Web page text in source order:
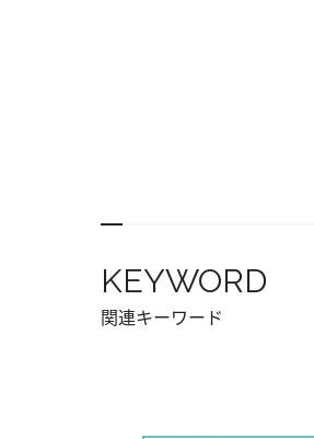
KEYWORD
関連キーワード